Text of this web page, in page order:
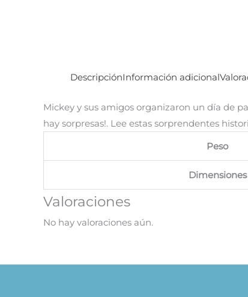
DescripciónInformación adicional
Mickey y sus amigos organizaron un día de
hay sorpresas!. Lee estas sorprendentes
Peso
Dimensiones
Valoraciones
No hay valoraciones aún.